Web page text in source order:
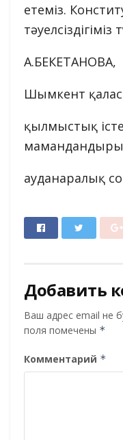
етеміз.
А.БЕКЕТАНОВА,
Шымкент
қылмыстық
ауданаралық
Добавить
Ваш адрес email не
поля помечены *
Комментарий *